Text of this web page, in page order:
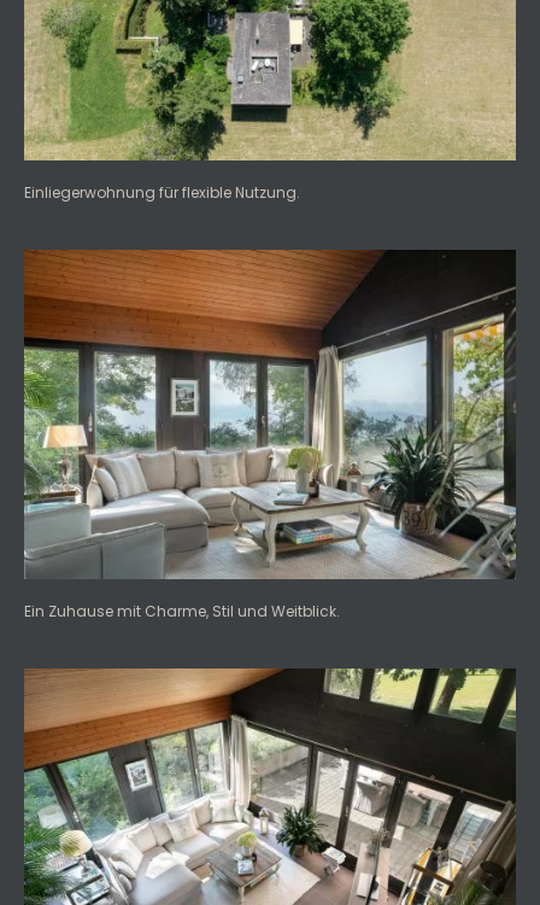
Einliegerwohnung für flexible Nutzung.
Ein Zuhause mit Charme, Stil und Weitblick.